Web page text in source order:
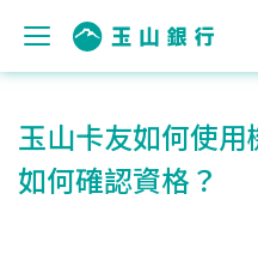
玉山卡友如何使用
如何確認資格？